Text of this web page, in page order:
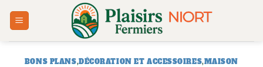
BONS PLANS,DÉCORATION ET ACCESSOIRES,MAISON